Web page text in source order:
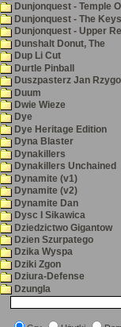
Dunjonquest - Temple
Dunjonquest - The
Dunjonquest - Upper
Dunshalt Donut, The
Dup Li Cut
Durtle Pinball
Duszpasterz Jan
Duum
Dwie Wieze
Dye
Dye Heritage Edition
Dyna Blaster
Dynakillers
Dynakillers Unchained
Dynamite (v1)
Dynamite (v2)
Dynamite Dan
Dysc I Sikawica
Dziedzictwo Gigantow
Dzien Szurpatego
Dzika Wyspa
Dziki Zgon
Dziura-Defense
Dzungla